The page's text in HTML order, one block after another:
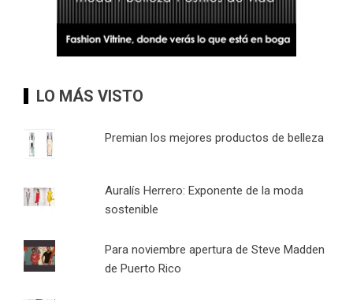
LO MÁS VISTO
Premian los mejores productos de belleza
Auralís Herrero: Exponente de la moda
sostenible
Para noviembre apertura de Steve Madden
de Puerto Rico